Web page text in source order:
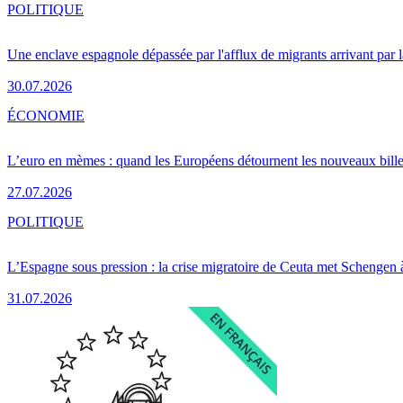
Une enclave espagnole dépassée par l'afflux de migrants arrivant par
30.07.2026
POLITIQUE
L’euro en mèmes : quand les Européens détournent les nouveaux
27.07.2026
ÉCONOMIE
L’Espagne sous pression : la crise migratoire de Ceuta met Schengen
31.07.2026
POLITIQUE